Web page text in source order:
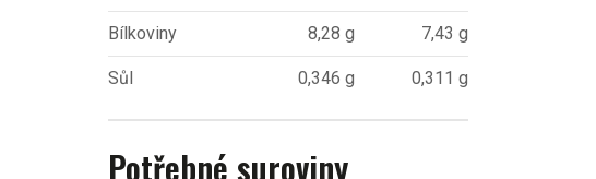
Bílkoviny 8,28 g 7,43 g
Sůl 0,346 g 0,311 g
Potřebné suroviny